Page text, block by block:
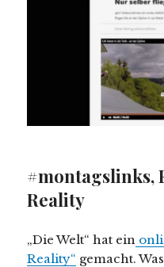
#montagslinks,
Reality
„Die Welt“ hat ein
Reality“ gemacht.